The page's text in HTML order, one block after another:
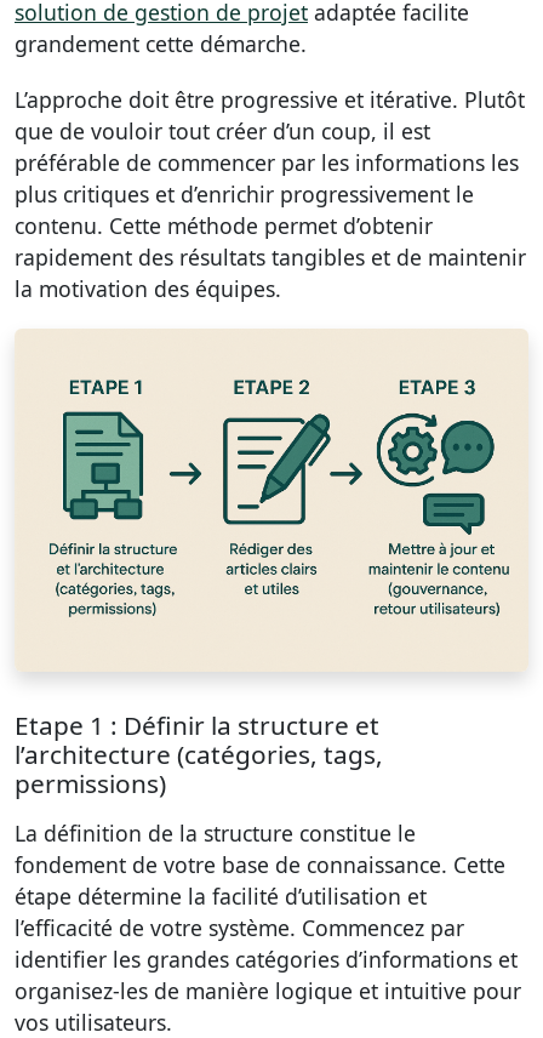
solution de gestion de projet adaptée facilite
grandement cette démarche.
L’approche doit être progressive et itérative. Plutôt
que de vouloir tout créer d’un coup, il est
préférable de commencer par les informations les
plus critiques et d’enrichir progressivement le
contenu. Cette méthode permet d’obtenir
rapidement des résultats tangibles et de maintenir
la motivation des équipes.
Etape 1 : Définir la structure et
l’architecture (catégories, tags,
permissions)
La définition de la structure constitue le
fondement de votre base de connaissance. Cette
étape détermine la facilité d’utilisation et
l’efficacité de votre système. Commencez par
identifier les grandes catégories d’informations et
organisez-les de manière logique et intuitive pour
vos utilisateurs.